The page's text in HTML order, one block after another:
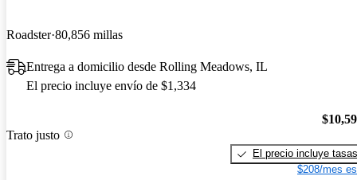
Roadster 80,856 millas
Entrega a domicilio desde Rolling Meadows, IL
El precio incluye envío de $1,334
Trato justo
El precio incluye tasas
$208/mes